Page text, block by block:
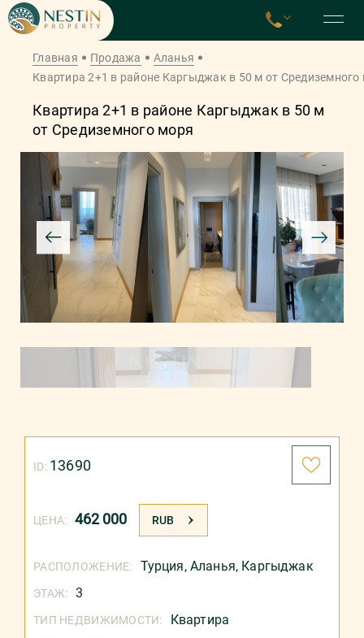
Главная Продажа
Аланья
Квартира 2+1 в районе Каргыджак в 50 м от Средиземного
Квартира 2+1 в районе Каргыджак в 50 м
от Средиземного моря
ЦЕНА: 462 000 RUB
ID: 13690
РАСПОЛОЖЕНИЕ: Турция, Аланья, Каргыджак
ЭТАЖ: 3
ТИП НЕДВИЖИМОСТИ: Квартира